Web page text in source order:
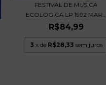
FESTIVAL DE MUSICA
ECOLOGICA LP 1992 MAR...
R$84,99
3 x de R$28,33 sem juros